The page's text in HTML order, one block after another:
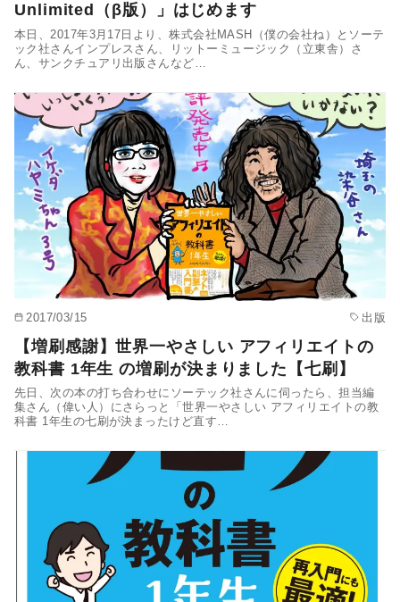
Unlimited（β版）」はじめます
本日、2017年3月17日より、株式会社MASH（僕の会社ね）とソーテ
ック社さんインプレスさん、リットーミュージック（立東舎）さ
ん、サンクチュアリ出版さんなど…
2017/03/15 出版
【増刷感謝】世界一やさしい アフィリエイトの
教科書 1年生 の増刷が決まりました【七刷】
先日、次の本の打ち合わせにソーテック社さんに伺ったら、担当編
集さん（偉い人）にさらっと「世界一やさしい アフィリエイトの教
科書 1年生の七刷が決まったけど直す…